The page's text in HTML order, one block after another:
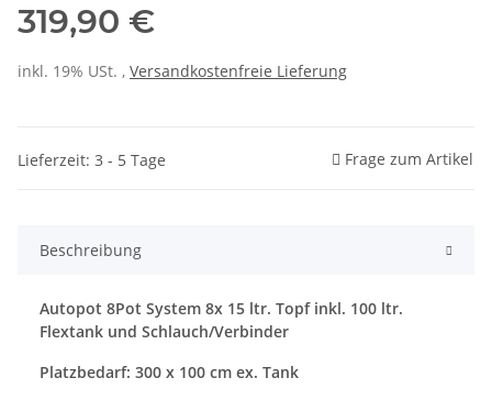
319,90 €
inkl. 19% USt. , Versandkostenfreie Lieferung
Lieferzeit: 3 - 5 Tage Frage zum Artikel
Beschreibung
Autopot 8Pot System 8x 15 ltr. Topf inkl. 100 ltr.
Flextank und Schlauch/Verbinder
Platzbedarf: 300 x 100 cm ex. Tank